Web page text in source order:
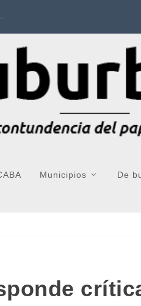
Municipios De